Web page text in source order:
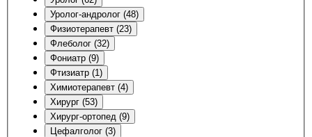
Уролог-андролог (48)
Физиотерапевт (23)
Флеболог (32)
Фониатр (9)
Фтизиатр (1)
Химиотерапевт (4)
Хирург (53)
Хирург-ортопед (9)
Цефалголог (3)